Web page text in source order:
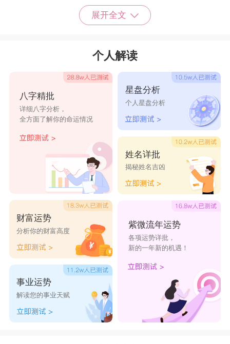
卽泷涿也。荀卿书。东笼而退。杨倞云。东笼卽泷
涷。从水。龙声。力公切。九部。
《说文》雨泷泷貌。又泷涷，沾渍也。《扬子·方
言》泷涿，谓之沾又水名，在梁邹县。《水经注》
泷水，卽古袁水也。又《集韵》力锺切《正韵》卢
容切，?音龙。义同。又《广韵》所江切《集韵》
《韵会》疎江切，音双。水名。《水经注》桂阳蓝
豪山，广圆五百里，悉曲江县界，巖岭干天，交柯
云蔚，霾天晦景，谓之泷中。又州名。《广舆记》
广东罗定州，梁曰泷州，隋曰泷水，今州有泷水
县。又《广韵》吕江切《集韵》《韵会》闾江切，
音䮾。奔湍也。南人名湍曰泷。又《集韵》卢贡
切，音弄。泷涷，溼也。义同。
泷字取名含义
五行：水
康熙字典笔画：20
泷水、泷涛、波涛、急流意指财源滚滚、龙马精
展开全文
个人解读
八字精批
详细八字分析，
全方面了解你的命运情况
财富运势
分析你的财富高度
事业运势
解读您的事业天赋
星盘分析
个人星盘分析
姓名详批
揭秘姓名吉凶
紫微流年运势
各项运势详批，
新的一年新的机遇！